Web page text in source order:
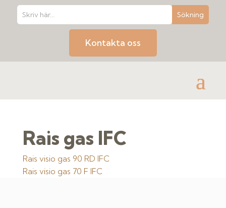
Kontakta oss
Rais gas IFC
Rais visio gas 90 RD IFC
Rais visio gas 70 F IFC